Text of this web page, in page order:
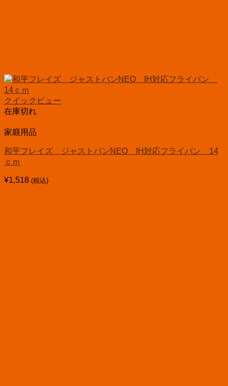
クイックビュー
在庫切れ
家庭用品
和平フレイズ ジャストパンNEO IH対応フライパン 14
ｃｍ
¥1,518 (税込)